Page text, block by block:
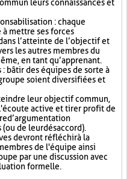
leurs connaissances et
: chaque
à mettre ses forces
l’atteinte de l’objectif et
les autres membres du
en tant qu’apprenant.
bâtir des équipes de sorte à
soient diversifiées et
leur objectif commun,
active et tirer profit de
d’argumentation
de leur désaccord).
devront réfléchir à la
de l'équipe ainsi
par une discussion avec
formelle.